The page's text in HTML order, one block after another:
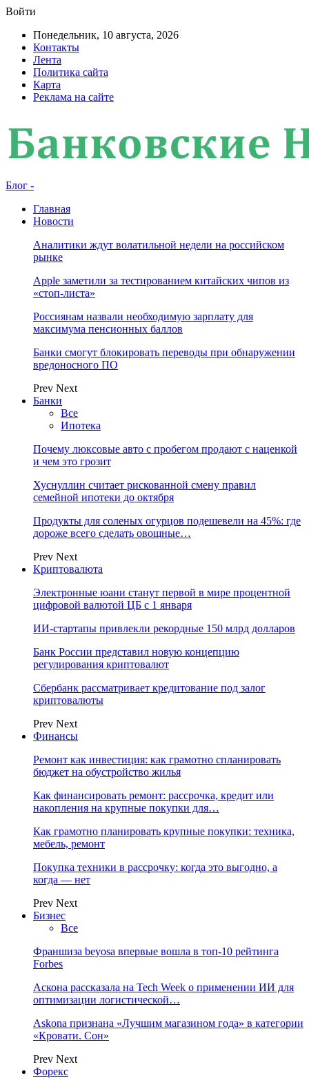
Войти
Понедельник, 10 августа, 2026
Контакты
Лента
Политика сайта
Карта
Реклама на сайте
Блог -
Главная
Новости
Аналитики ждут волатильной недели на российском
рынке
Apple заметили за тестированием китайских чипов из
«стоп-листа»
Россиянам назвали необходимую зарплату для
максимума пенсионных баллов
Банки смогут блокировать переводы при обнаружении
вредоносного ПО
Prev Next
Банки
Все
Ипотека
Почему люксовые авто с пробегом продают с наценкой
и чем это грозит
Хуснуллин считает рискованной смену правил
семейной ипотеки до октября
Продукты для соленых огурцов подешевели на 45%: где
дороже всего сделать овощные…
Prev Next
Криптовалюта
Электронные юани станут первой в мире процентной
цифровой валютой ЦБ с 1 января
ИИ-стартапы привлекли рекордные 150 млрд долларов
Банк России представил новую концепцию
регулирования криптовалют
Сбербанк рассматривает кредитование под залог
криптовалюты
Prev Next
Финансы
Ремонт как инвестиция: как грамотно спланировать
бюджет на обустройство жилья
Как финансировать ремонт: рассрочка, кредит или
накопления на крупные покупки для…
Как грамотно планировать крупные покупки: техника,
мебель, ремонт
Покупка техники в рассрочку: когда это выгодно, а
когда — нет
Prev Next
Бизнес
Все
Франшиза beyosa впервые вошла в топ-10 рейтинга
Forbes
Аскона рассказала на Tech Week о применении ИИ для
оптимизации логистической…
Askona признана «Лучшим магазином года» в категории
«Кровати. Сон»
Prev Next
Форекс